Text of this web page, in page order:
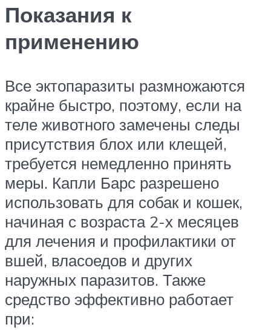
Показания к
применению
Все эктопаразиты размножаются
крайне быстро, поэтому, если на
теле животного замечены следы
присутствия блох или клещей,
требуется немедленно принять
меры. Капли Барс разрешено
использовать для собак и кошек,
начиная с возраста 2-х месяцев
для лечения и профилактики от
вшей, власоедов и других
наружных паразитов. Также
средство эффективно работает
при: